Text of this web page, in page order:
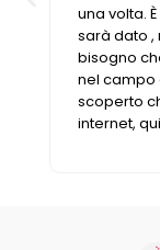
una volta.
sarà dato ,
bisogno
nel campo
scoperto
internet,